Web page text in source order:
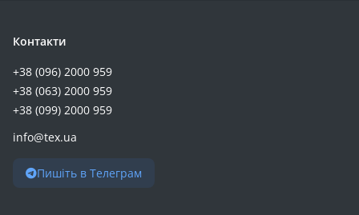
Контакти
+38 (096) 2000 959
+38 (063) 2000 959
+38 (099) 2000 959
info@tex.ua
Пишіть в Телеграм